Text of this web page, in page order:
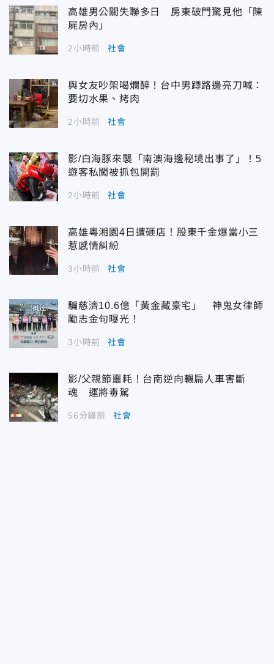
高雄男公關失聯多日 房東破門驚見他「陳
屍房內」
2小時前 社會
與女友吵架喝爛醉！台中男蹲路邊亮刀喊：
要切水果、烤肉
2小時前 社會
影/白海豚來襲「南澳海邊秘境出事了」！5
遊客私闖被抓包開罰
2小時前 社會
高雄粵湘園4日遭砸店！股東千金爆當小三
惹感情糾紛
3小時前 社會
騙慈濟10.6億「黃金藏豪宅」 神鬼女律師
勵志金句曝光！
3小時前 社會
影/父親節噩耗！台南逆向輾扁人車害斷
魂 運將毒駕
56分鐘前 社會